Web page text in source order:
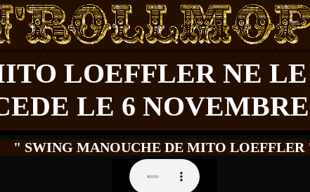
LOEFFLER NE LE
LE 6 NOVEMBRE
" SWING MANOUCHE DE MITO LOEFFLER